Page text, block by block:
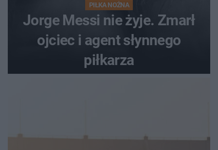
PIŁKA NOŻNA
Jorge Messi nie żyje. Zmarł
ojciec i agent słynnego
piłkarza